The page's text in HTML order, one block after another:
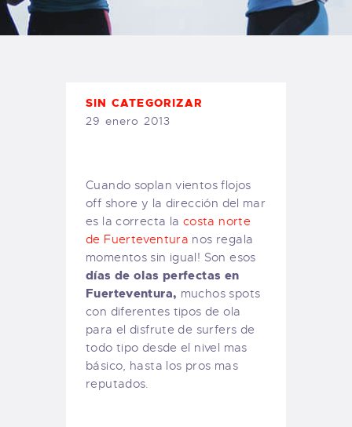
TIENDA FAMILY SURFERS
WEBCAM SALINAS
SIN CATEGORIZAR
29 enero 2013
Cuando soplan vientos flojos
off shore y la dirección del mar
es la correcta la costa norte
de Fuerteventura nos regala
momentos sin igual! Son esos
días de olas perfectas en
Fuerteventura, muchos spots
con diferentes tipos de ola
para el disfrute de surfers de
todo tipo desde el nivel mas
básico, hasta los pros mas
reputados.